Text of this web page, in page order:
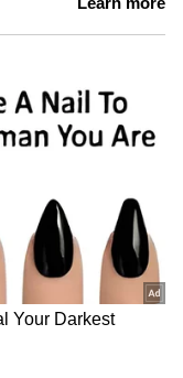
അറിയിച്ചു.
ഇത്
ഏറ്റവും